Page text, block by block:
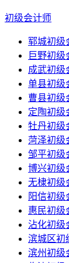
初级会计师
郓城初级
巨野初级
成武初级
单县初级
曹县初级
定陶初级
牡丹初级
菏泽初级
邹平初级
博兴初级
无棣初级
阳信初级
惠民初级
沾化初级
滨城区初
滨州初级